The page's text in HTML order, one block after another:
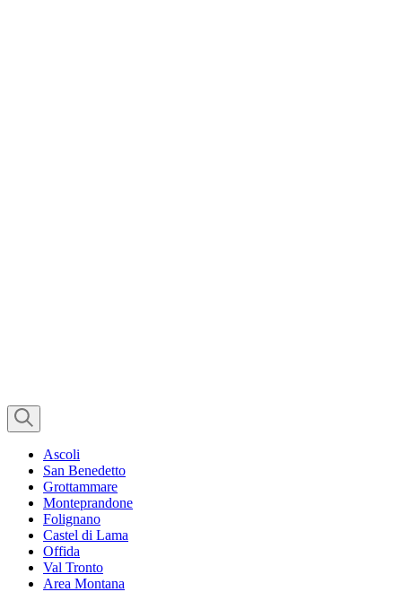
Ascoli
San Benedetto
Grottammare
Monteprandone
Folignano
Castel di Lama
Offida
Val Tronto
Area Montana